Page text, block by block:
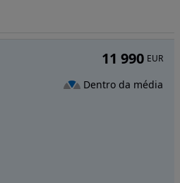
11 990 EUR
Dentro da média